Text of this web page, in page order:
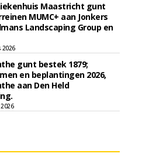
Maastricht gunt
MUMC+ aan Jonkers
Landscaping Group en
gunt bestek 1879;
en beplantingen 2026,
aan Den Held